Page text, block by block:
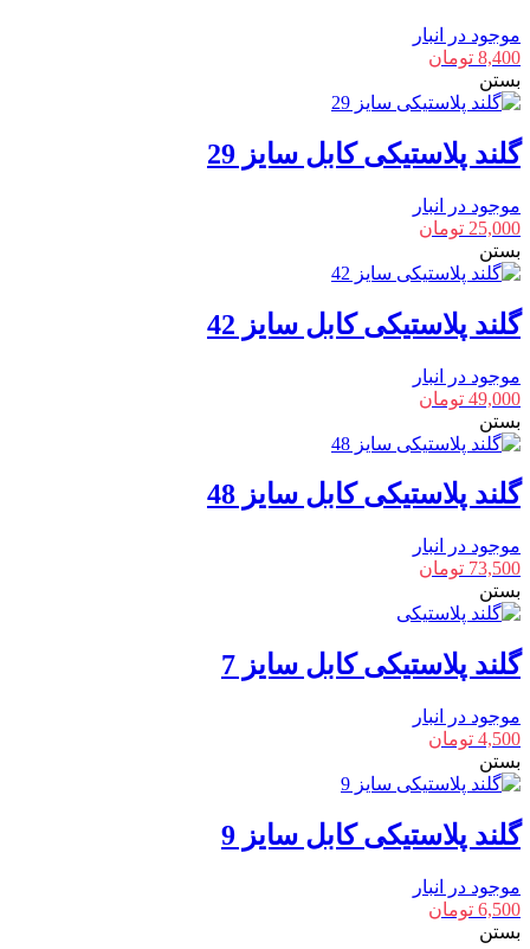
موجود در انبار
8,400 تومان
بستن
گلند پلاستیکی کابل سایز 29
موجود در انبار
25,000 تومان
بستن
گلند پلاستیکی کابل سایز 42
موجود در انبار
49,000 تومان
بستن
گلند پلاستیکی کابل سایز 48
موجود در انبار
73,500 تومان
بستن
گلند پلاستیکی کابل سایز 7
موجود در انبار
4,500 تومان
بستن
گلند پلاستیکی کابل سایز 9
موجود در انبار
6,500 تومان
بستن